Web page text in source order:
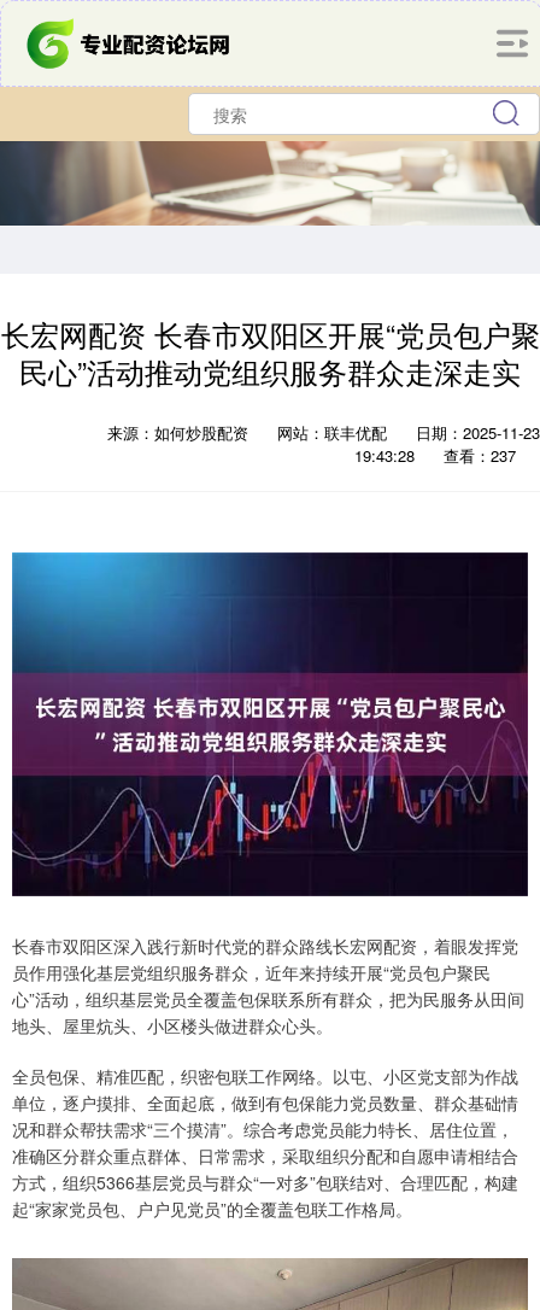
长宏网配资 长春市双阳区开展“党员包户聚
民心”活动推动党组织服务群众走深走实
来源：如何炒股配资 网站：联丰优配
日期：2025-11-23
19:43:28
查看：237
长春市双阳区深入践行新时代党的群众路线长宏网配资，着眼发挥党
员作用强化基层党组织服务群众，近年来持续开展“党员包户聚民
心”活动，组织基层党员全覆盖包保联系所有群众，把为民服务从田间
地头、屋里炕头、小区楼头做进群众心头。
全员包保、精准匹配，织密包联工作网络。以屯、小区党支部为作战
单位，逐户摸排、全面起底，做到有包保能力党员数量、群众基础情
况和群众帮扶需求“三个摸清”。综合考虑党员能力特长、居住位置，
准确区分群众重点群体、日常需求，采取组织分配和自愿申请相结合
方式，组织5366基层党员与群众“一对多”包联结对、合理匹配，构建
起“家家党员包、户户见党员”的全覆盖包联工作格局。